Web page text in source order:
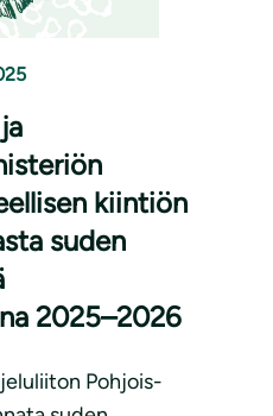
kiintiön
suden
2025–2026
Pohjois-